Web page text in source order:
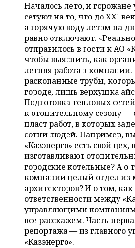
ВОЛЕЙБОЛ
КИБЕРСПОРТ
ФИГУРНОЕ КАТАНИЕ
ВОДНЫЕ ВИДЫ СПОРТА
ХОККЕЙ С МЯЧОМ
ИСТОРИЯ
КУЛЬТУРА
МЕДИЦИНА
ОБРАЗОВАНИЕ
ПРОИСШЕСТВИЯ
СПИСОК ПЕРСОН
СПИСОК КОМПАНИЙ
ПОЛНАЯ ВЕРСИЯ
Началось лето, и горожане
сетуют на то, что до XXI
а горячую воду летом на
равно отключают.
отправилось в гости к АО
чтобы выяснить, как
летняя работа в компании.
раскопанные трубы,
городе, лишь верхушка
Подготовка тепловых
к отопительному сезону
пласт работ, в которых
сотни людей. Например,
«Казэнерго» есть свой цех,
изготавливают
городские котельные? А о
компании целый отдел из
архитекторов? И о том,
ответственности между
управляющими
все расскажем. Часть
репортажа — из главного
«Казэнерго».